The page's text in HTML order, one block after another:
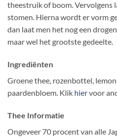
theestruik of boom. Vervolgens
stomen. Hierna wordt er vorm
dan laat men het nog een
maar wel het grootste gedeelte.
Ingrediënten
Groene thee, rozenbottel, lemon
paardenbloem. Klik hiervoor
Thee Informatie
Ongeveer 70 procent van alle